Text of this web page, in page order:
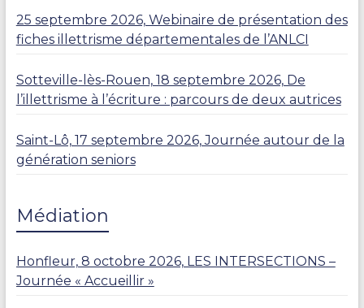
25 septembre 2026, Webinaire de présentation des
fiches illettrisme départementales de l’ANLCI
Sotteville-lès-Rouen, 18 septembre 2026, De
l’illettrisme à l’écriture : parcours de deux autrices
Saint-Lô, 17 septembre 2026, Journée autour de la
génération seniors
Médiation
Honfleur, 8 octobre 2026, LES INTERSECTIONS –
Journée « Accueillir »